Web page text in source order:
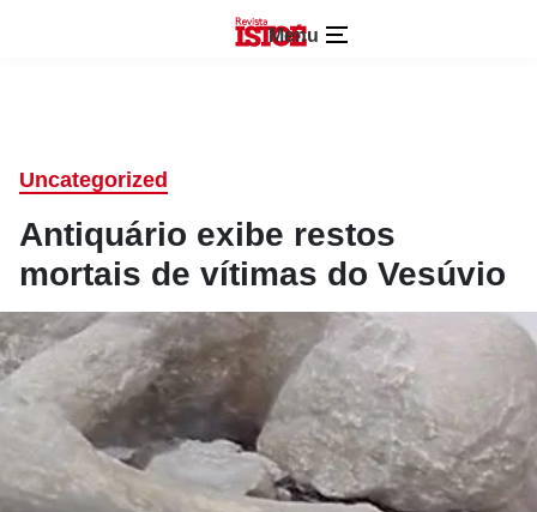
Menu
Uncategorized
Antiquário exibe restos
mortais de vítimas do Vesúvio